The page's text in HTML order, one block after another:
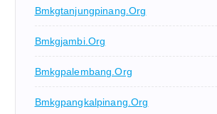
Bmkgtanjungpinang.org
Bmkgjambi.org
Bmkgpalembang.org
Bmkgpangkalpinang.org